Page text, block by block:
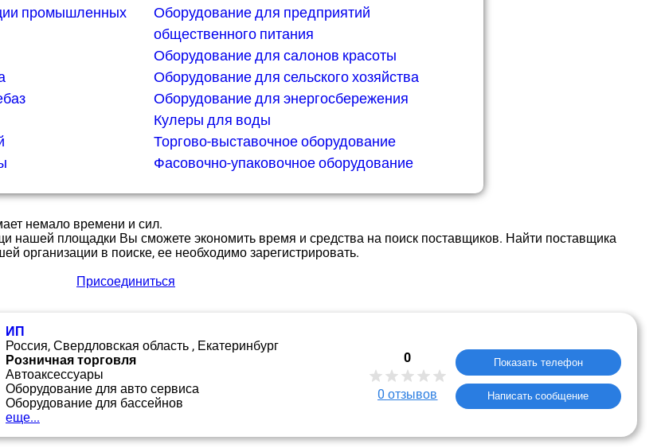
промышленных
Оборудование для предприятий
общественного питания
Оборудование для салонов красоты
Оборудование для сельского хозяйства
Оборудование для энергосбережения
Кулеры для воды
Торгово-выставочное оборудование
Фасовочно-упаковочное оборудование
немало времени и сил.
нашей площадки Вы сможете экономить время и средства на поиск поставщиков. Найти поставщика
организации в поиске, ее необходимо зарегистрировать.
Присоединиться
ИП
Россия, Свердловская область , Екатеринбург
Розничная торговля
Автоаксессуары
Оборудование для авто сервиса
Оборудование для бассейнов
еще...
0
0 отзывов
Показать телефон
Написать сообщение